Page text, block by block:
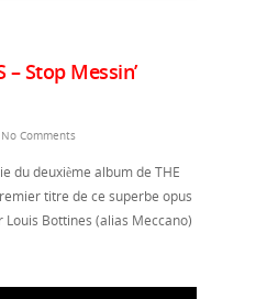
– Stop Messin’
No Comments
du deuxième album de THE
titre de ce superbe opus
Louis Bottines (alias Meccano)